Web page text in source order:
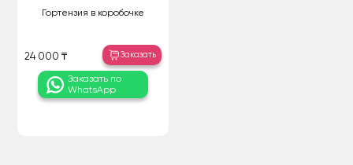
Гортензия в коробочке
24 000 ₸ Заказать
Заказать по
WhatsApp